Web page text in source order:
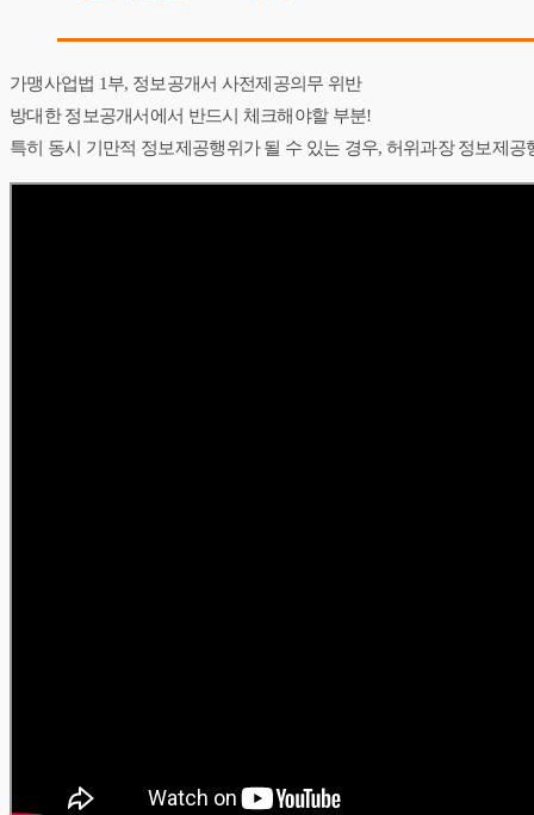
가맹사업법 1부, 정보공개서 사전제공의무 위반
방대한 정보공개서에서 반드시 체크해야할 부분!
특히 동시 기만적 정보제공행위가 될 수 있는 경우, 허위과장 정보제